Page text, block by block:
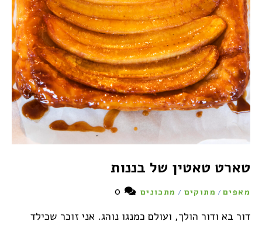
טארט טאטין של בננות
מאפים / מתוקים / מתכונים
דור בא ודור הולך, ועולם כמנגו נוהג. אני זוכר שכילד